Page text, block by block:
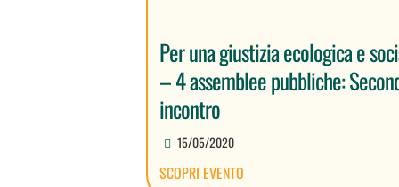
Per una giustizia ecologica e
– 4 assemblee pubbliche:
incontro
15/05/2020
SCOPRI EVENTO